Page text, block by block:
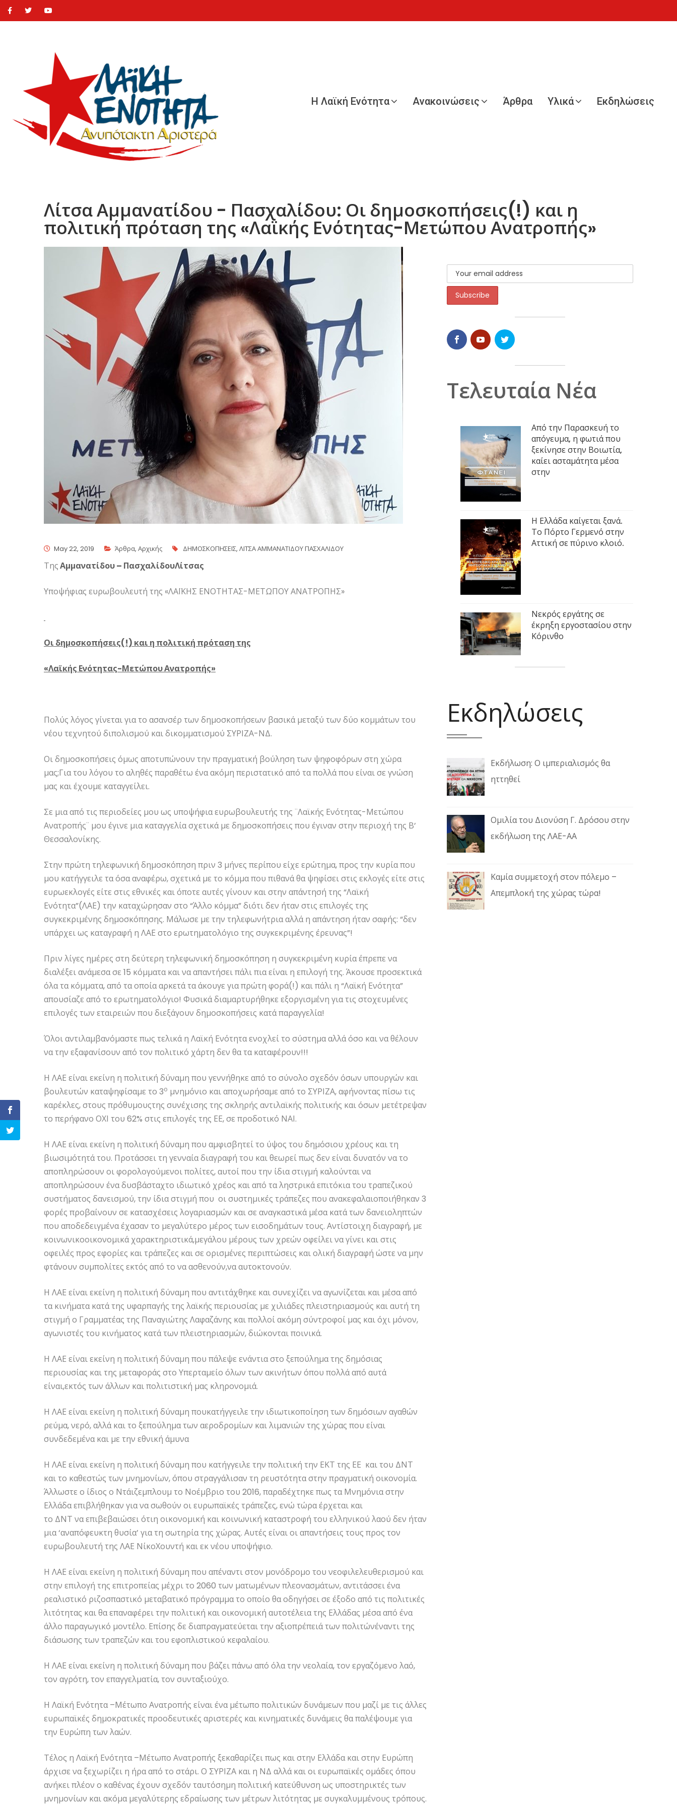
Η Λαϊκή Ενότητα Ανακοινώσεις Άρθρα Υλικά Εκδηλώσεις
Λίτσα Αμμανατίδου - Πασχαλίδου: Οι δημοσκοπήσεις(!) και η
πολιτική πρόταση της «Λαϊκής Ενότητας-Μετώπου Ανατροπής»
May 22, 2019 Άρθρα, Αρχικής ΔΗΜΟΣΚΟΠΗΣΕΙΣ, ΛΙΤΣΑ ΑΜΜΑΝΑΤΙΔΟΥ ΠΑΣΧΑΛΙΔΟΥ
ΤηςΑμμανατίδου – ΠασχαλίδουΛίτσας
Υποψήφιας ευρωβουλευτή της «ΛΑΪΚΗΣ ΕΝΟΤΗΤΑΣ-ΜΕΤΩΠΟΥ ΑΝΑΤΡΟΠΗΣ»
Οι δημοσκοπήσεις(!) και η πολιτική πρόταση της
«Λαϊκής Ενότητας-Μετώπου Ανατροπής»
Πολύς λόγος γίνεται για το ασανσέρ των δημοσκοπήσεων βασικά μεταξύ των δύο κομμάτων του
νέου τεχνητού διπολισμού και δικομματισμού ΣΥΡΙΖΑ-ΝΔ.
Οι δημοσκοπήσεις όμως αποτυπώνουν την πραγματική βούληση των ψηφοφόρων στη χώρα
μας;Για του λόγου το αληθές παραθέτω ένα ακόμη περιστατικό από τα πολλά που είναι σε γνώση
μας και έχουμε καταγγείλει.
Σε μια από τις περιοδείες μου ως υποψήφια ευρωβουλευτής της ¨Λαϊκής Ενότητας-Μετώπου
Ανατροπής¨ μου έγινε μια καταγγελία σχετικά με δημοσκοπήσεις που έγιναν στην περιοχή της Β’
Θεσσαλονίκης.
Στην πρώτη τηλεφωνική δημοσκόπηση πριν 3 μήνες περίπου είχε ερώτημα, προς την κυρία που
μου κατήγγειλε τα όσα αναφέρω, σχετικά με το κόμμα που πιθανά θα ψηφίσει στις εκλογές είτε στις
ευρωεκλογές είτε στις εθνικές και όποτε αυτές γίνουν και στην απάντησή της “Λαϊκή
Ενότητα”(ΛΑΕ) την καταχώρησαν στο “Άλλο κόμμα” διότι δεν ήταν στις επιλογές της
συγκεκριμένης δημοσκόπησης. Μάλωσε με την τηλεφωνήτρια αλλά η απάντηση ήταν σαφής: “δεν
υπάρχει ως καταγραφή η ΛΑΕ στο ερωτηματολόγιο της συγκεκριμένης έρευνας”!
Πριν λίγες ημέρες στη δεύτερη τηλεφωνική δημοσκόπηση η συγκεκριμένη κυρία έπρεπε να
διαλέξει ανάμεσα σε 15 κόμματα και να απαντήσει πάλι πια είναι η επιλογή της. Άκουσε προσεκτικά
όλα τα κόμματα, από τα οποία αρκετά τα άκουγε για πρώτη φορά(!) και πάλι η “Λαϊκή Ενότητα”
απουσίαζε από το ερωτηματολόγιο! Φυσικά διαμαρτυρήθηκε εξοργισμένη για τις στοχευμένες
επιλογές των εταιρειών που διεξάγουν δημοσκοπήσεις κατά παραγγελία!
Όλοι αντιλαμβανόμαστε πως τελικά η Λαϊκή Ενότητα ενοχλεί το σύστημα αλλά όσο και να θέλουν
να την εξαφανίσουν από τον πολιτικό χάρτη δεν θα τα καταφέρουν!!!
Η ΛΑΕ είναι εκείνη η πολιτική δύναμη που γεννήθηκε από το σύνολο σχεδόν όσων υπουργών και
βουλευτών καταψηφίσαμε το 3ο μνημόνιο και αποχωρήσαμε από το ΣΥΡΙΖΑ, αφήνοντας πίσω τις
καρέκλες, στους πρόθυμουςτης συνέχισης της σκληρής αντιλαϊκής πολιτικής και όσων μετέτρεψαν
το περήφανο ΟΧΙ του 62% στις επιλογές της ΕΕ, σε προδοτικό ΝΑΙ.
Η ΛΑΕ είναι εκείνη η πολιτική δύναμη που αμφισβητεί το ύψος του δημόσιου χρέους και τη
βιωσιμότητά του. Προτάσσει τη γενναία διαγραφή του και θεωρεί πως δεν είναι δυνατόν να το
αποπληρώσουν οι φορολογούμενοι πολίτες, αυτοί που την ίδια στιγμή καλούνται να
αποπληρώσουν ένα δυσβάσταχτο ιδιωτικό χρέος και από τα ληστρικά επιτόκια του τραπεζικού
συστήματος δανεισμού, την ίδια στιγμή που οι συστημικές τράπεζες που ανακεφαλαιοποιήθηκαν 3
φορές προβαίνουν σε κατασχέσεις λογαριασμών και σε αναγκαστικά μέσα κατά των δανειοληπτών
που αποδεδειγμένα έχασαν το μεγαλύτερο μέρος των εισοδημάτων τους. Αντίστοιχη διαγραφή, με
κοινωνικοοικονομικά χαρακτηριστικά,μεγάλου μέρους των χρεών οφείλει να γίνει και στις
οφειλές προς εφορίες και τράπεζες και σε ορισμένες περιπτώσεις και ολική διαγραφή ώστε να μην
φτάνουν συμπολίτες εκτός από το να ασθενούν,να αυτοκτονούν.
Η ΛΑΕ είναι εκείνη η πολιτική δύναμη που αντιτάχθηκε και συνεχίζει να αγωνίζεται και μέσα από
τα κινήματα κατά της υφαρπαγής της λαϊκής περιουσίας με χιλιάδες πλειστηριασμούς και αυτή τη
στιγμή ο Γραμματέας της Παναγιώτης Λαφαζάνης και πολλοί ακόμη σύντροφοί μας και όχι μόνον,
αγωνιστές του κινήματος κατά των πλειστηριασμών, διώκονται ποινικά.
Η ΛΑΕ είναι εκείνη η πολιτική δύναμη που πάλεψε ενάντια στο ξεπούλημα της δημόσιας
περιουσίας και της μεταφοράς στο Υπερταμείο όλων των ακινήτων όπου πολλά από αυτά
είναι,εκτός των άλλων και πολιτιστική μας κληρονομιά.
Η ΛΑΕ είναι εκείνη η πολιτική δύναμη πουκατήγγειλε την ιδιωτικοποίηση των δημόσιων αγαθών
ρεύμα, νερό, αλλά και το ξεπούλημα των αεροδρομίων και λιμανιών της χώρας που είναι
συνδεδεμένα και με την εθνική άμυνα
Η ΛΑΕ είναι εκείνη η πολιτική δύναμη που κατήγγειλε την πολιτική την ΕΚΤ της ΕΕ και του ΔΝΤ
και το καθεστώς των μνημονίων, όπου στραγγάλισαν τη ρευστότητα στην πραγματική οικονομία.
Άλλωστε ο ίδιος ο Ντάιζεμπλουμ το Νοέμβριο του 2016, παραδέχτηκε πως τα Μνημόνια στην
Ελλάδα επιβλήθηκαν για να σωθούν οι ευρωπαϊκές τράπεζες, ενώ τώρα έρχεται και
το ΔΝΤ να επιβεβαιώσει ότιη οικονομική και κοινωνική καταστροφή του ελληνικού λαού δεν ήταν
μια ‘αναπόφευκτη θυσία’ για τη σωτηρία της χώρας. Αυτές είναι οι απαντήσεις τους προς τον
ευρωβουλευτή της ΛΑΕ ΝίκοΧουντή και εκ νέου υποψήφιο.
Η ΛΑΕ είναι εκείνη η πολιτική δύναμη που απέναντι στον μονόδρομο του νεοφιλελευθερισμού και
στην επιλογή της επιτροπείας μέχρι το 2060 των ματωμένων πλεονασμάτων, αντιτάσσει ένα
ρεαλιστικό ριζοσπαστικό μεταβατικό πρόγραμμα το οποίο θα οδηγήσει σε έξοδο από τις πολιτικές
λιτότητας και θα επαναφέρει την πολιτική και οικονομική αυτοτέλεια της Ελλάδας μέσα από ένα
άλλο παραγωγικό μοντέλο. Επίσης δε διαπραγματεύεται την αξιοπρέπειά των πολιτώνέναντι της
διάσωσης των τραπεζών και του εφοπλιστικού κεφαλαίου.
Η ΛΑΕ είναι εκείνη η πολιτική δύναμη που βάζει πάνω από όλα την νεολαία, τον εργαζόμενο λαό,
τον αγρότη, τον επαγγελματία, τον συνταξιούχο.
Η Λαϊκή Ενότητα –Μέτωπο Ανατροπής είναι ένα μέτωπο πολιτικών δυνάμεων που μαζί με τις άλλες
ευρωπαϊκές δημοκρατικές προοδευτικές αριστερές και κινηματικές δυνάμεις θα παλέψουμε για
την Ευρώπη των λαών.
Τέλος η Λαϊκή Ενότητα –Μέτωπο Ανατροπής ξεκαθαρίζει πως και στην Ελλάδα και στην Ευρώπη
άρχισε να ξεχωρίζει η ήρα από το στάρι. Ο ΣΥΡΙΖΑ και η ΝΔ αλλά και οι ευρωπαϊκές ομάδες όπου
ανήκει πλέον ο καθένας έχουν σχεδόν ταυτόσημη πολιτική κατεύθυνση ως υποστηρικτές των
μνημονίων και ακόμα μεγαλύτερης εδραίωσης των μέτρων λιτότητας με συγκαλυμμένους τρόπους.
Τελευταία Νέα
Από την Παρασκευή το
απόγευμα, η φωτιά που
ξεκίνησε στην Βοιωτία,
καίει ασταμάτητα μέσα
στην
Η Ελλάδα καίγεται ξανά.
Το Πόρτο Γερμενό στην
Αττική σε πύρινο κλοιό.
Νεκρός εργάτης σε
έκρηξη εργοστασίου στην
Κόρινθο
Εκδηλώσεις
Εκδήλωση: Ο ιμπεριαλισμός θα
ηττηθεί
Ομιλία του Διονύση Γ. Δρόσου στην
εκδήλωση της ΛΑΕ-ΑΑ
Καμία συμμετοχή στον πόλεμο –
Απεμπλοκή της χώρας τώρα!